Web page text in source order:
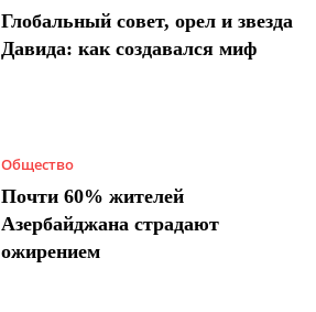
Глобальный совет, орел и звезда
Давида: как создавался миф
Общество
Почти 60% жителей
Азербайджана страдают
ожирением